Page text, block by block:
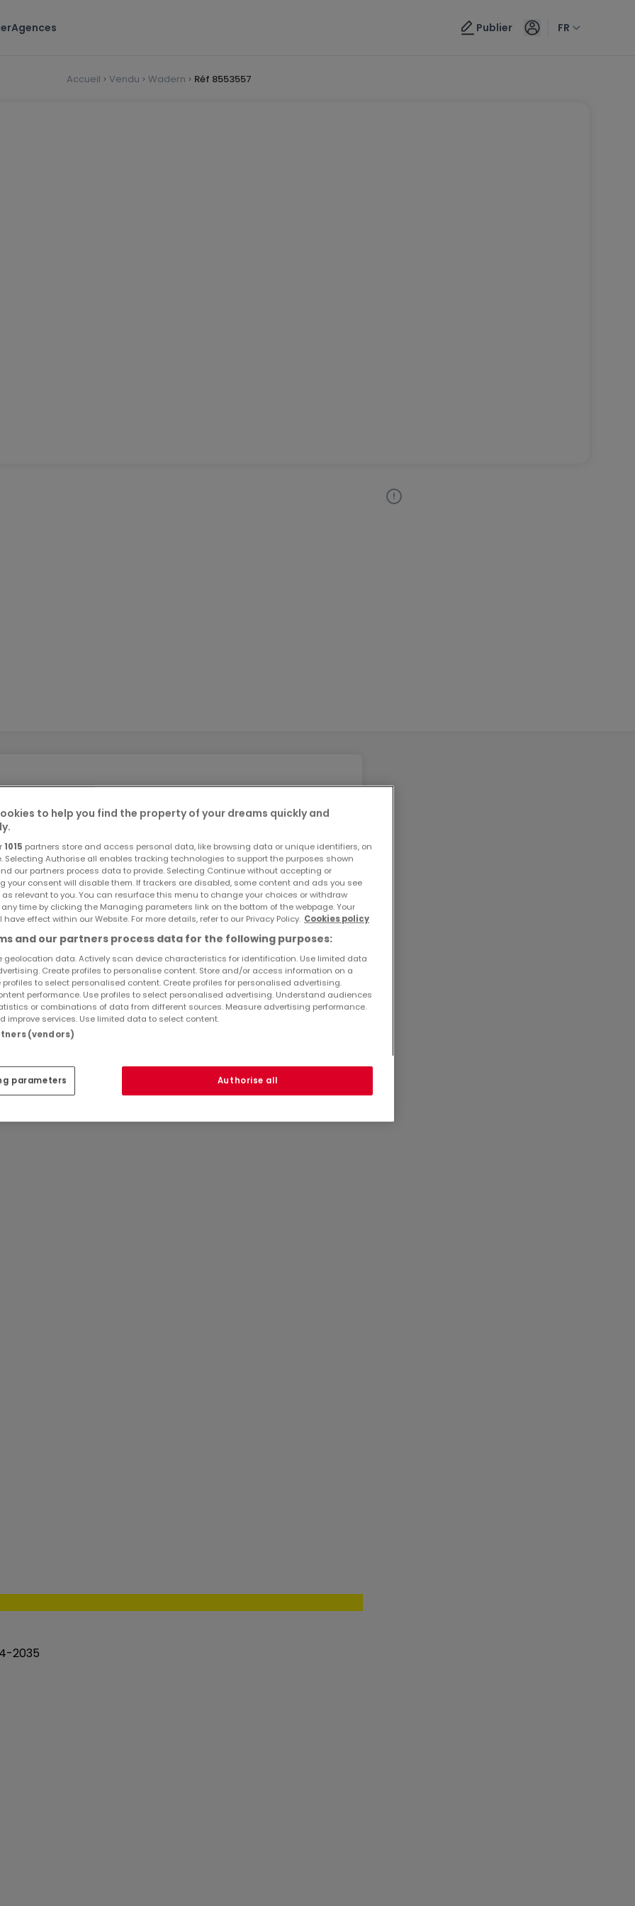
Agences Publier FR
Accueil Vendu Wadern Réf 8553557
?
großzügige Einfamilienhaus mit vielseitig nutzbarer
oder als Mehrgenerationenhaus.
Arbeiten unter einem Dach und überzeugt durch die
2035
to help you find the property of your dreams quickly and
1015 partners store and access personal data, like browsing data or unique identifiers, on
Selecting Authorise all enables tracking technologies to support the purposes shown
our partners process data to provide. Selecting Continue without accepting or
your consent will disable them. If trackers are disabled, some content and ads you see
as relevant to you. You can resurface this menu to change your choices or withdraw
time by clicking the Managing parameters link on the bottom of the webpage. Your
have effect within our Website. For more details, refer to our Privacy Policy. Cookies policy
and our partners process data for the following purposes:
geolocation data. Actively scan device characteristics for identification. Use limited data
Create profiles to personalise content. Store and/or access information on a
profiles to select personalised content. Create profiles for personalised advertising.
performance. Use profiles to select personalised advertising. Understand audiences
or combinations of data from different sources. Measure advertising performance.
improve services. Use limited data to select content.
(vendors)
parameters Authorise all